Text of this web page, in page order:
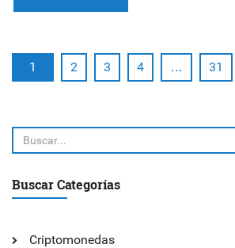
1 2 3 4 … 31
Buscar Categorías
Criptomonedas